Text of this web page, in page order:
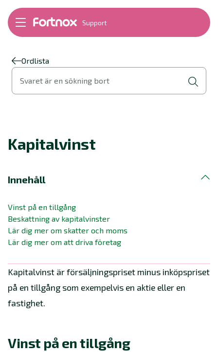
Support
Bokföring
Fakturering
Byt till Fortnox
Felsökning
Support Play
Nyheter
Ordlista
Svaret är en sökning bort
Kapitalvinst
Innehåll
Vinst på en tillgång
Beskattning av kapitalvinster
Lär dig mer om skatter och moms
Lär dig mer om att driva företag
Kapitalvinst är försäljningspriset minus inköpspriset
på en tillgång som exempelvis en aktie eller en
fastighet.
Vinst på en tillgång